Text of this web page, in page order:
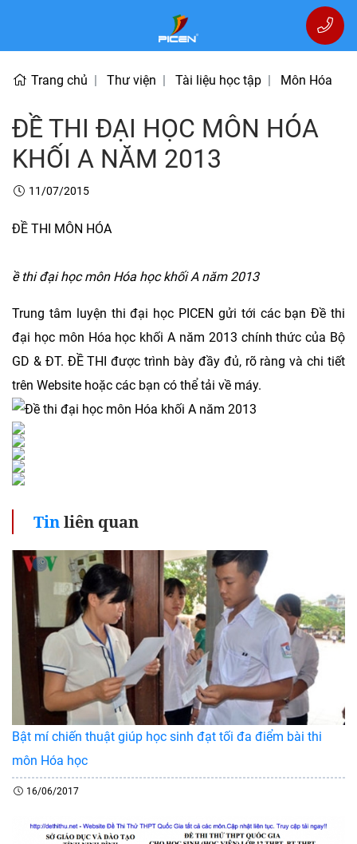
Trang chủ Thư viện Tài liệu học tập Môn Hóa
ĐỀ THI ĐẠI HỌC MÔN HÓA
KHỐI A NĂM 2013
11/07/2015
ĐỀ THI MÔN HÓA
ề thi đại học môn Hóa học khối A năm 2013
Trung tâm luyện thi đại học PICEN gửi tới các bạn Đề thi
đại học môn Hóa học khối A năm 2013 chính thức của Bộ
GD & ĐT. ĐỀ THI được trình bày đầy đủ, rõ ràng và chi tiết
trên Website hoặc các bạn có thể tải về máy.
Tinliên quan
Bật mí chiến thuật giúp học sinh đạt tối đa điểm bài thi
môn Hóa học
16/06/2017